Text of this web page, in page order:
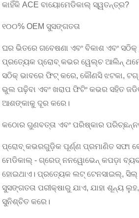
କାହିଁକି ACE ବାୟୋମେଡିକାଲ୍ ସ୍ୱତନ୍ତ୍ର?
୧୦୦% OEM ସୁସଙ୍ଗତତା
ଘର ଭିତରେ ଗବେଷଣା ଏବଂ ବିକାଶ ଏବଂ
ପ୍ରତ୍ୟେକ ପ୍ରୋବ୍ କଭର ୱେଲ୍ଚ ଆଲିନ୍
ସଠିକ୍ ଭାବରେ ଫିଟ୍ କରେ, କୌଣସି ଝଟକା,
ଭୁଲ ପଢ଼ିବା ଏବଂ ଖରାପ ଫିଟିଂ କଭର ସହିତ
ଆଶଙ୍କାକୁ ଦୂର କରେ।
କଠୋର ଗୁଣବତ୍ତା ଏବଂ ପରିଷ୍କାର
ପ୍ରୋବ୍ କଭରଗୁଡ଼ିକ ପୂର୍ଣ୍ଣ ପ୍ରମାଣିତ ସଫା
ମେଡିକାଲ୍ - ଗ୍ରେଡ୍ ନନୱୋଭେନ୍ କପଡ଼ା
ହୋଇଥାଏ। ପ୍ରତ୍ୟେକ ଲଟ୍ ଟେନସାଇଲ୍, ସିଲ୍
ସୁସଙ୍ଗତତା ପରୀକ୍ଷାରୁ ଯାଏ, ଯାହା ଶୂନ୍ୟ
ସୁନିଶ୍ଚିତ କରେ।